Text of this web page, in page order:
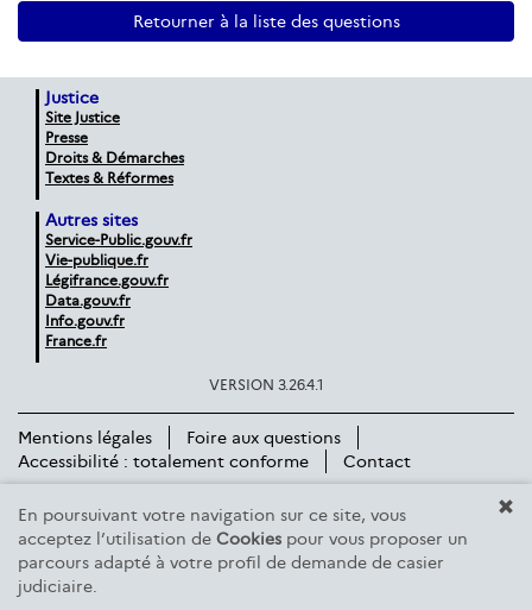
En poursuivant votre navigation sur ce site, vous
acceptez l’utilisation de Cookies pour vous proposer un
parcours adapté à votre profil de demande de casier
judiciaire.
Retourner à la liste des questions
Justice
Site Justice
Presse
Droits & Démarches
Textes & Réformes
Autres sites
Service-Public.gouv.fr
Vie-publique.fr
Légifrance.gouv.fr
Data.gouv.fr
Info.gouv.fr
France.fr
VERSION 3.26.4.1
Mentions légales
Foire aux questions
Accessibilité : totalement conforme
Contact